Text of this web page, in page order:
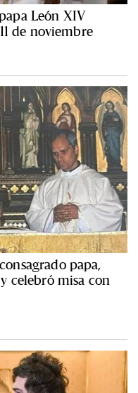
León XIV
de noviembre
papa,
celebró misa con